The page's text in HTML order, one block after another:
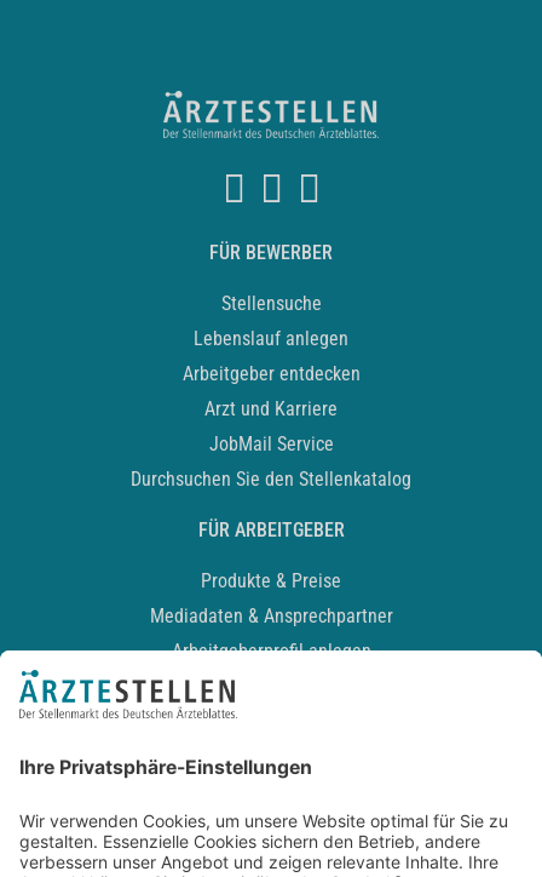
FÜR BEWERBER
Stellensuche
Lebenslauf anlegen
Arbeitgeber entdecken
Arzt und Karriere
JobMail Service
Durchsuchen Sie den Stellenkatalog
FÜR ARBEITGEBER
Produkte & Preise
Mediadaten & Ansprechpartner
Arbeitgeberprofil anlegen
Recruiting-Podcast
Kontakt
Datenschutz